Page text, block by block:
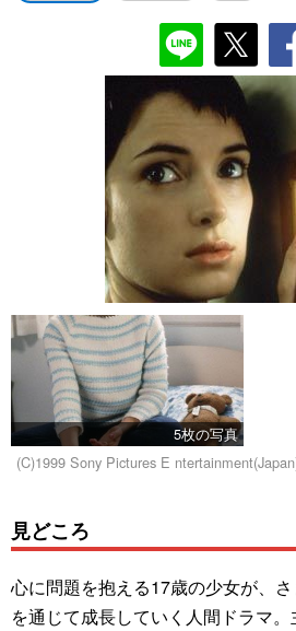
5枚の写真
(C)1999 Sony Pictures E
見どころ
心に問題を抱える17歳の少女が、
を通じて成長していく人間ドラマ。